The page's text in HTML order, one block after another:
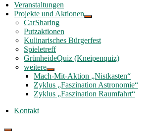
Veranstaltungen
Projekte und Aktionen
CarSharing
Putzaktionen
Kulinarisches Bürgerfest
Spieletreff
GrünheideQuiz (Kneipenquiz)
weitere
Mach-Mit-Aktion „Nistkasten“
Zyklus „Faszination Astronomie“
Zyklus „Faszination Raumfahrt“
Kontakt